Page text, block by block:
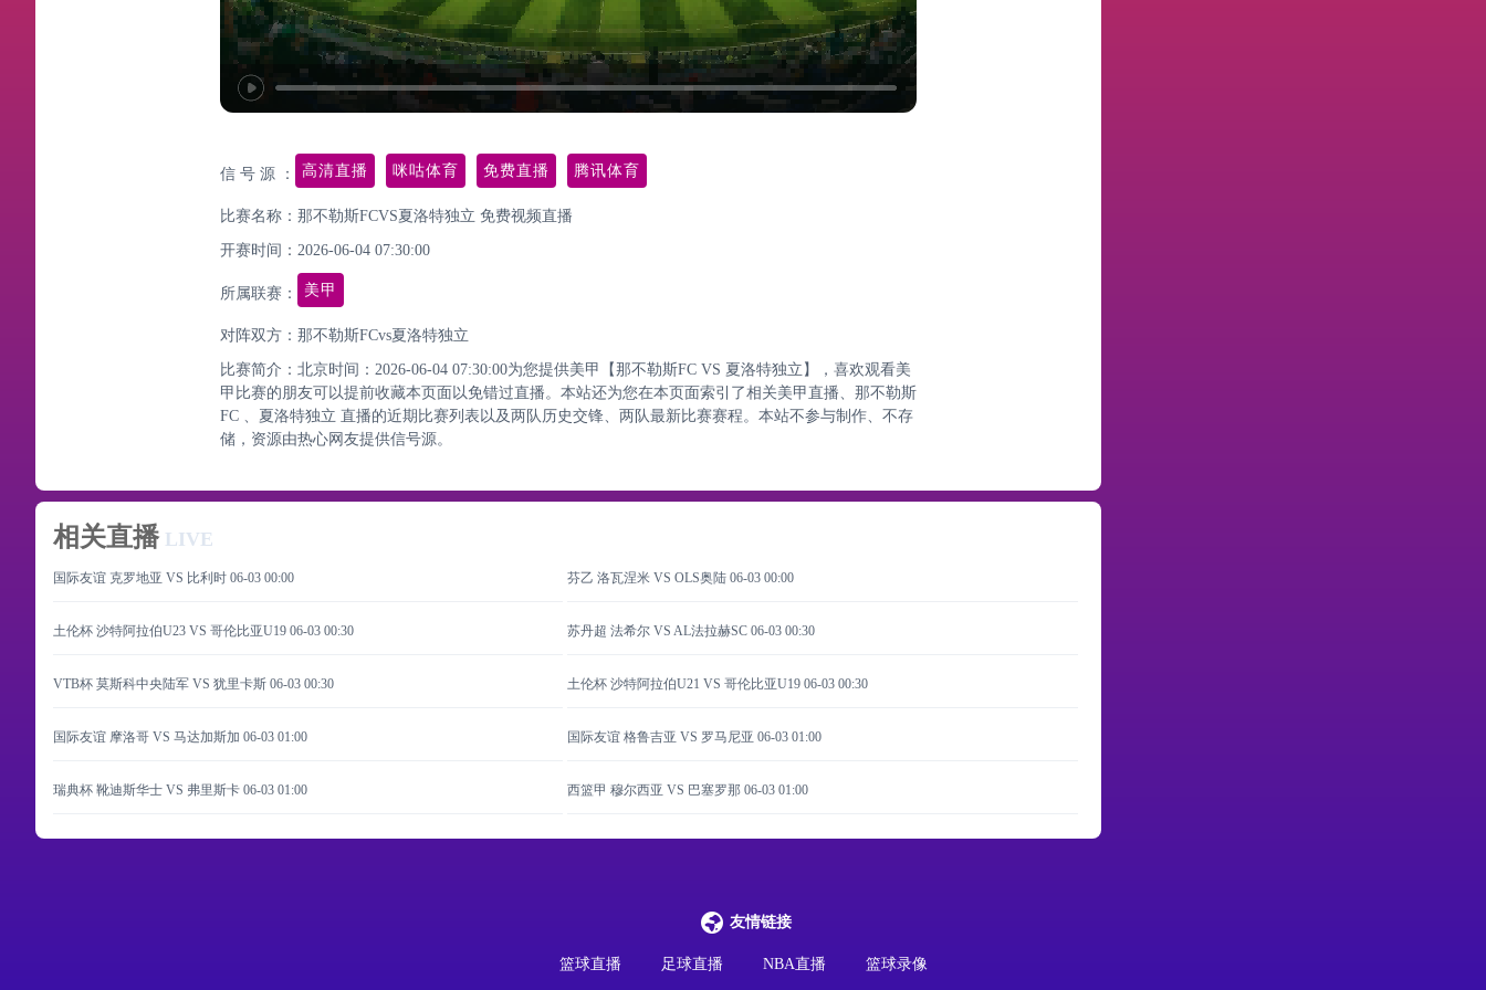
信 号 源 ： 高清直播 咪咕体育 免费直播 腾讯体育
比赛名称：那不勒斯FCVS夏洛特独立 免费视频直播
开赛时间：2026-06-04 07:30:00
所属联赛： 美甲
对阵双方：那不勒斯FCvs夏洛特独立
比赛简介：北京时间：2026-06-04 07:30:00为您提供美甲【那不勒斯FC VS 夏洛特独立】，喜欢观看美
甲比赛的朋友可以提前收藏本页面以免错过直播。本站还为您在本页面索引了相关美甲直播、那不勒斯
FC 、夏洛特独立 直播的近期比赛列表以及两队历史交锋、两队最新比赛赛程。本站不参与制作、不存
储，资源由热心网友提供信号源。
相关直播 LIVE
国际友谊 克罗地亚 VS 比利时 06-03 00:00 芬乙 洛瓦涅米 VS OLS奥陆06-03 00:00
土伦杯 沙特阿拉伯U23 VS 哥伦比亚U19 06-03 00:30 苏丹超 法希尔 VS AL法拉赫SC06-03 00:30
VTB杯 莫斯科中央陆军 VS 犹里卡斯 06-03 00:30 土伦杯 沙特阿拉伯U21 VS 哥伦比亚U1906-03 00:30
国际友谊 摩洛哥 VS 马达加斯加 06-03 01:00 国际友谊 格鲁吉亚 VS 罗马尼亚06-03 01:00
瑞典杯 靴迪斯华士 VS 弗里斯卡 06-03 01:00 西篮甲 穆尔西亚 VS 巴塞罗那06-03 01:00
友情链接
篮球直播 足球直播 NBA直播 篮球录像